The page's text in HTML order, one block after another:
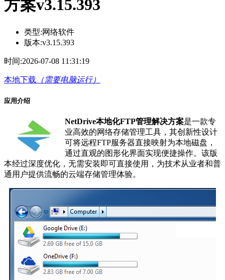
方案v3.15.393
类型:网络软件
版本:v3.15.393
时间:2026-07-08 11:31:19
本地下载 （需要电脑运行）
应用介绍
NetDrive本地化FTP管理解决方案是一款专
业高效的网络存储管理工具，其创新性设计
可将远程FTP服务器直接映射为本地磁盘，
通过直观的图形化界面实现便捷操作。该版
本经过深度优化，无需安装即可直接使用，为技术从业者和普
通用户提供流畅的云端存储管理体验。